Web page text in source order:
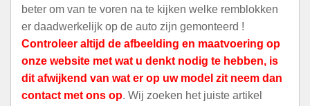
beter om van te voren na te kijken welke remblokken
er daadwerkelijk op de auto zijn gemonteerd !
Controleer altijd de afbeelding en maatvoering op
onze website met wat u denkt nodig te hebben, is
dit afwijkend van wat er op uw model zit neem dan
contact met ons op. Wij zoeken het juiste artikel